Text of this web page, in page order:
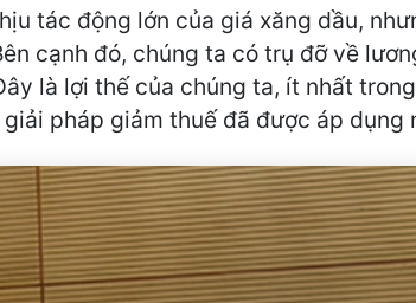
tác động lớn của giá xăng dầu,
cạnh đó, chúng ta có trụ đỡ về
là lợi thế của chúng ta, ít nhất
pháp giảm thuế đã được áp dụng